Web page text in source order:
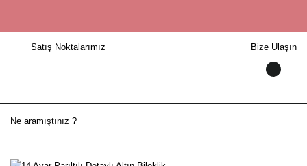
Satış Noktalarımız Bize Ulaşın